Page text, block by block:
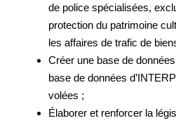
de police spécialisées,
protection du patrimoine
les affaires de trafic de
Créer une base de
base de données
volées ;
Élaborer et renforcer la